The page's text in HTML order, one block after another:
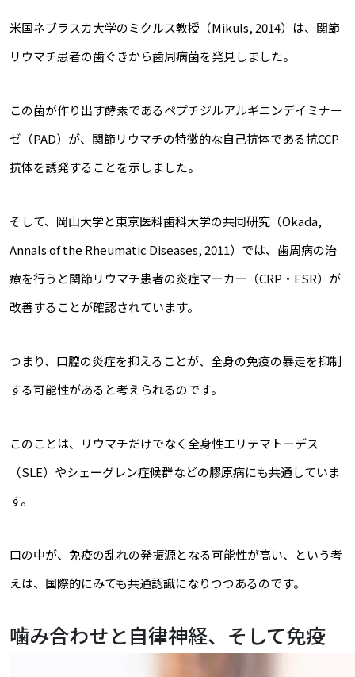
米国ネブラスカ大学のミクルス教授（Mikuls, 2014）は、関節
リウマチ患者の歯ぐきから歯周病菌を発見しました。
この菌が作り出す酵素であるペプチジルアルギニンデイミナー
ゼ（PAD）が、関節リウマチの特徴的な自己抗体である抗CCP
抗体を誘発することを示しました。
そして、岡山大学と東京医科歯科大学の共同研究（Okada,
Annals of the Rheumatic Diseases, 2011）では、歯周病の治
療を行うと関節リウマチ患者の炎症マーカー（CRP・ESR）が
改善することが確認されています。
つまり、口腔の炎症を抑えることが、全身の免疫の暴走を抑制
する可能性があると考えられるのです。
このことは、リウマチだけでなく全身性エリテマトーデス
（SLE）やシェーグレン症候群などの膠原病にも共通していま
す。
口の中が、免疫の乱れの発振源となる可能性が高い、という考
えは、国際的にみても共通認識になりつつあるのです。
噛み合わせと自律神経、そして免疫